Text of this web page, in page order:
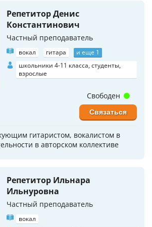
Репетитор Денис
Константинович
Частный преподаватель
вокал гитара
и еще 1
школьники 4-11 класса, студенты,
взрослые
гитаристом, вокалистом в
в авторском коллективе
Свободен
Связаться
Репетитор Ильнара
Ильнуровна
Частный преподаватель
вокал